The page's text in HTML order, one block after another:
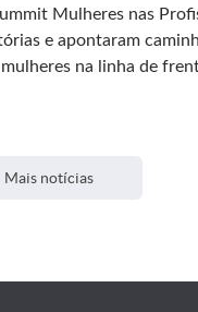
Mulheres nas
e apontaram
mulheres na linha de
Mais notícias